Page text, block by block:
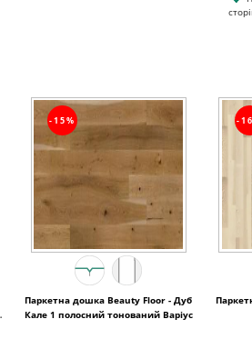
-15%
Паркетна дошка Beauty Floor - Дуб
Кале 1 полосний тонований Варіус
-